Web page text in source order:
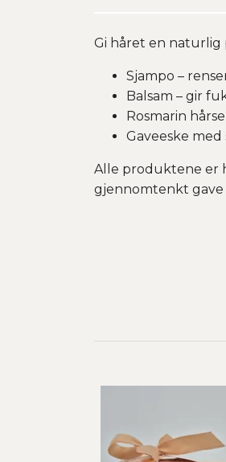
Gi håret en naturlig
Sjampo –
Balsam – gir
Rosmarin
Gaveeske
Alle produktene er
gjennomtenkt gave